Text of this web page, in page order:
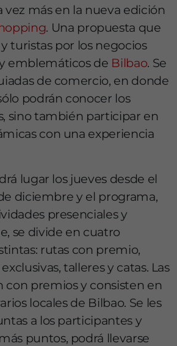
más en la nueva edición
. Una propuesta que
turistas por los negocios
emblemáticos de Bilbao. Se
de comercio, en donde
podrán conocer los
sino también participar en
con una experiencia
lugar los jueves desde el
diciembre y el programa,
presenciales y
se divide en cuatro
rutas con premio,
talleres y catas. Las
con premios y consisten en
locales de Bilbao. Se les
a los participantes y
puntos, podrá llevarse